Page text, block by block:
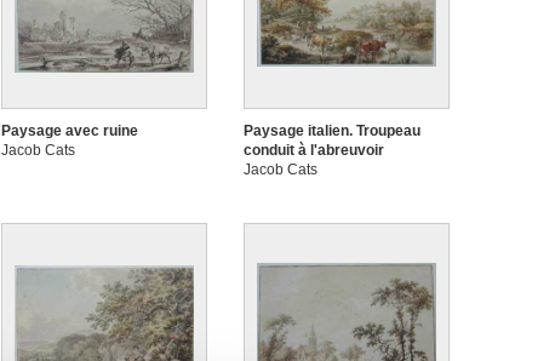
Paysage avec ruine
Jacob Cats
Paysage italien. Troupeau
conduit à l'abreuvoir
Jacob Cats